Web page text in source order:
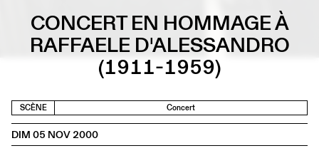
CONCERT EN HOMMAGE À
RAFFAELE D'ALESSANDRO
(1911-1959)
SCÈNE Concert
DIM 05 NOV 2000